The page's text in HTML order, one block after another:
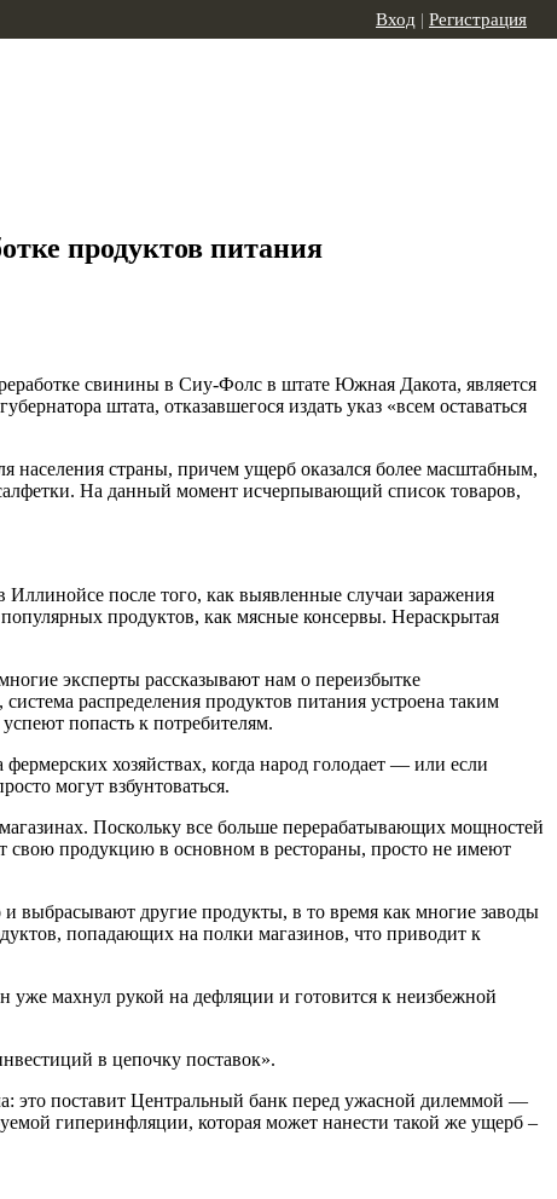
Вход | Регистрация
продуктов питания
свинины в Сиу-Фолс в штате Южная Дакота, является
штата, отказавшегося издать указ «всем оставаться
населения страны, причем ущерб оказался более масштабным,
На данный момент исчерпывающий список товаров,
после того, как выявленные случаи заражения
продуктов, как мясные консервы. Нераскрытая
эксперты рассказывают нам о переизбытке
распределения продуктов питания устроена таким
попасть к потребителям.
хозяйствах, когда народ голодает — или если
могут взбунтоваться.
Поскольку все больше перерабатывающих мощностей
свою продукцию в основном в рестораны, просто не имеют
выбрасывают другие продукты, в то время как многие заводы
попадающих на полки магазинов, что приводит к
уже махнул рукой на дефляции и готовится к неизбежной
в цепочку поставок».
это поставит Центральный банк перед ужасной дилеммой —
гиперинфляции, которая может нанести такой же ущерб –